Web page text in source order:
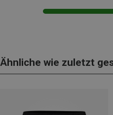
Ähnliche wie zuletzt